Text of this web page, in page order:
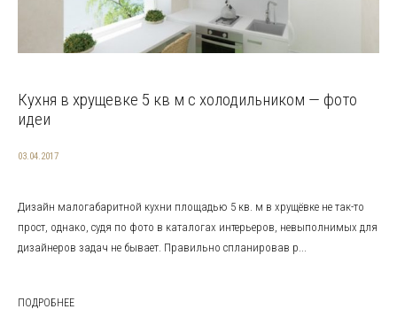
Кухня в хрущевке 5 кв м с холодильником — фото
идеи
03.04.2017
Дизайн малогабаритной кухни площадью 5 кв. м в хрущёвке не так-то
прост, однако, судя по фото в каталогах интерьеров, невыполнимых для
дизайнеров задач не бывает. Правильно спланировав р...
ПОДРОБНЕЕ